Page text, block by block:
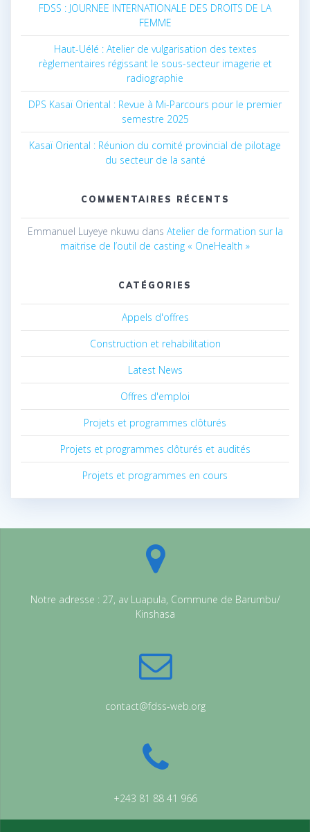
FDSS : JOURNEE INTERNATIONALE DES DROITS DE LA
FEMME
Haut-Uélé : Atelier de vulgarisation des textes
règlementaires régissant le sous-secteur imagerie et
radiographie
DPS Kasaï Oriental : Revue à Mi-Parcours pour le premier
semestre 2025
Kasaï Oriental : Réunion du comité provincial de pilotage
du secteur de la santé
COMMENTAIRES RÉCENTS
Emmanuel Luyeye nkuwu dans Atelier de formation sur la
maitrise de l’outil de casting « OneHealth »
CATÉGORIES
Appels d'offres
Construction et rehabilitation
Latest News
Offres d'emploi
Projets et programmes clôturés
Projets et programmes clôturés et audités
Projets et programmes en cours
Notre adresse : 27, av Luapula, Commune de Barumbu/
Kinshasa
contact@fdss-web.org
+243 81 88 41 966